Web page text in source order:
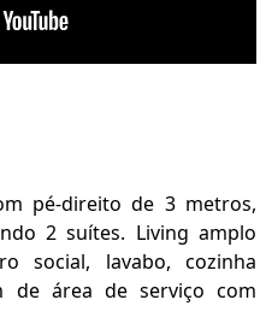
pé-direito de 3 metros,
2 suítes. Living amplo
social, lavabo, cozinha
de área de serviço com